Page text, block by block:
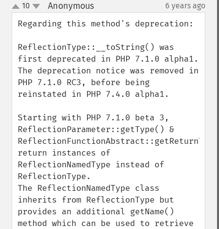
up
down
10 Anonymous¶ 6 years ago
Regarding this method's deprecation:
ReflectionType::__toString() was
first deprecated in PHP 7.1.0 alpha1.
The deprecation notice was removed in
PHP 7.1.0 RC3, before being
reinstated in PHP 7.4.0 alpha1.
Starting with PHP 7.1.0 beta 3,
ReflectionParameter::getType() &
return instances of
ReflectionNamedType instead of
ReflectionType.
The ReflectionNamedType class
inherits from ReflectionType but
provides an additional getName()
method which can be used to retrieve